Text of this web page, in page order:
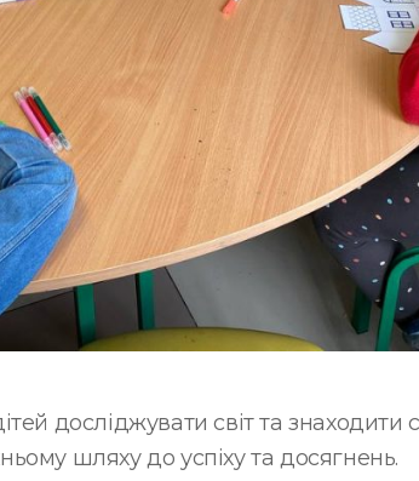
досліджувати світ та знаходити
шляху до успіху та досягнень.